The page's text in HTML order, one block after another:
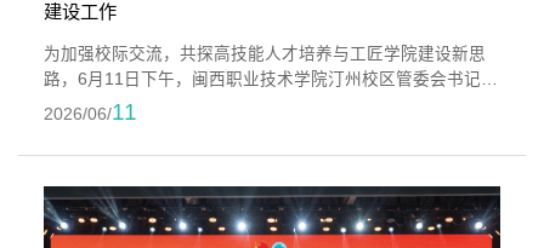
建设工作
为加强校际交流，共探高技能人才培养与工匠学院建设新思
路，6月11日下午，闽西职业技术学院汀州校区管委会书记钟
亮梅、长汀县总工会党组书记涂健麟带领交流团一行7人莅临
融合、技能人才培育等先进经验。我校副校长林文艺，工会
创新产业学院书记林江鸿、艺术传媒学院书记涂永坚等陪同
交流。交流团一行实地走访校园，...
2026/06/11